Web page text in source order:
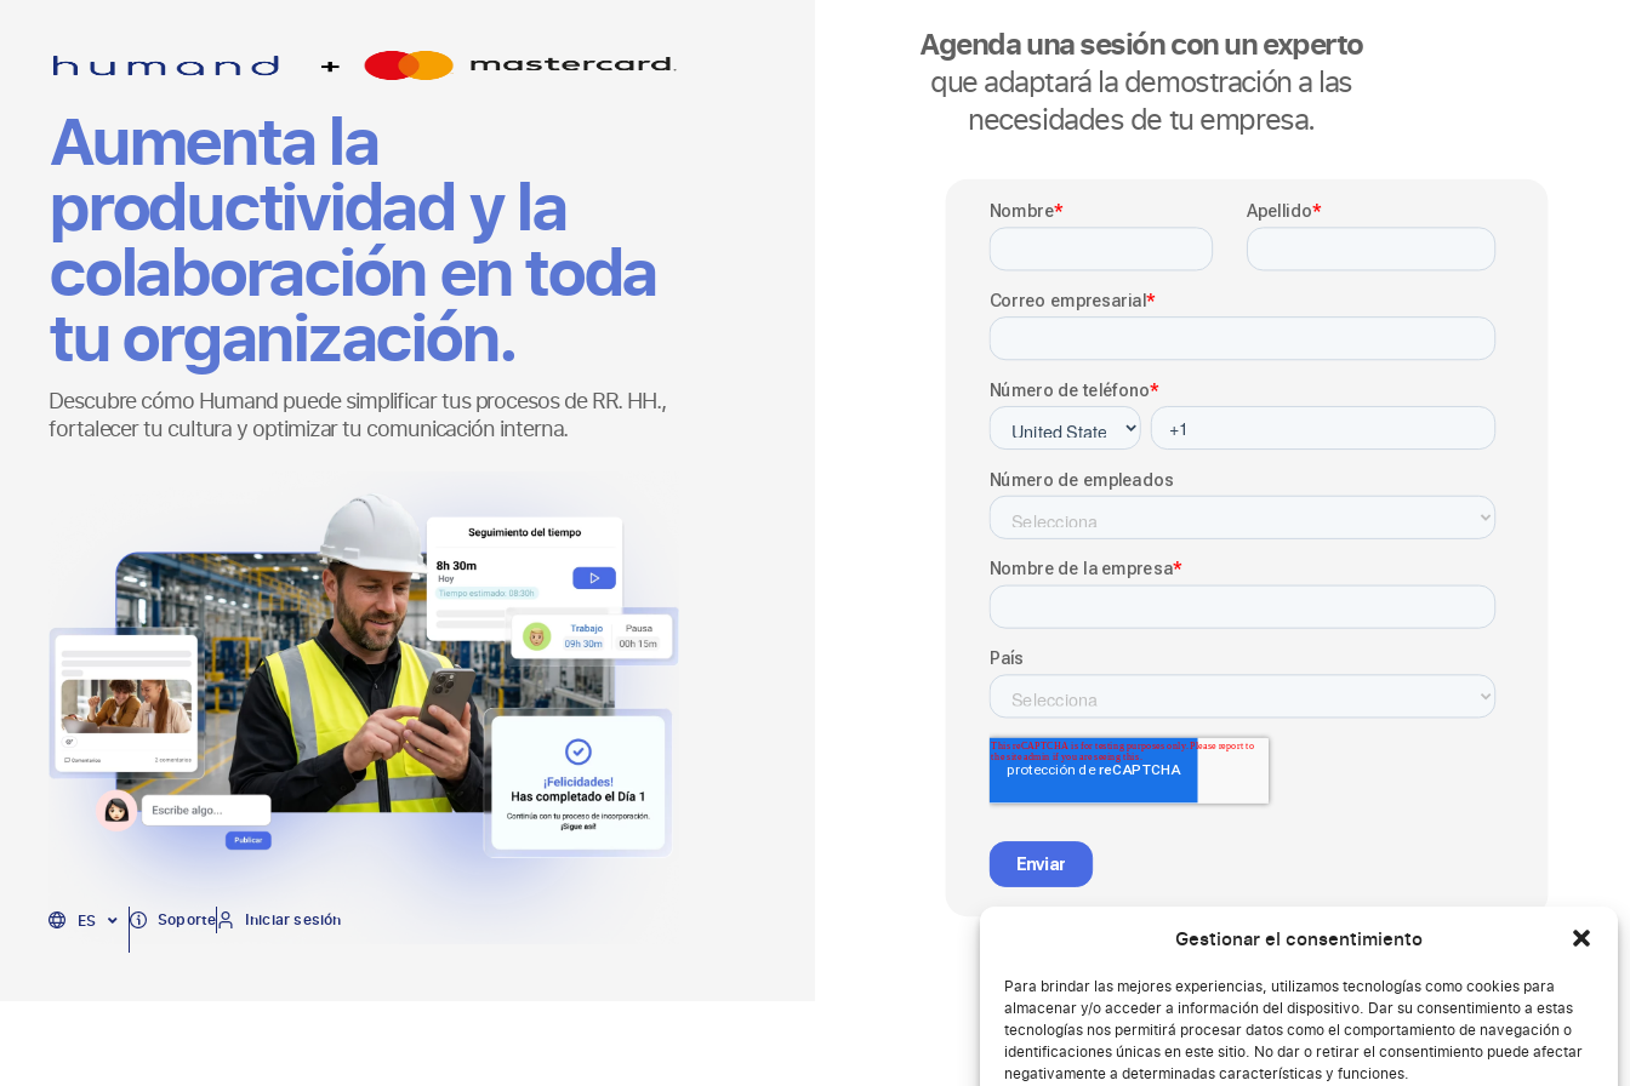
Gestionar el consentimiento
Para brindar las mejores experiencias, utilizamos tecnologías como cookies para
almacenar y/o acceder a información del dispositivo. Dar su consentimiento a estas
tecnologías nos permitirá procesar datos como el comportamiento de navegación o
identificaciones únicas en este sitio. No dar o retirar el consentimiento puede afectar
negativamente a determinadas características y funciones.
Aumenta la
productividad y la
colaboración en toda
tu organización.
Descubre cómo Humand puede simplificar tus procesos de RR. HH.,
fortalecer tu cultura y optimizar tu comunicación interna.
ES
PT
Soporte Iniciar sesión
Agenda una sesión con un experto
que adaptará la demostración a las
necesidades de tu empresa.